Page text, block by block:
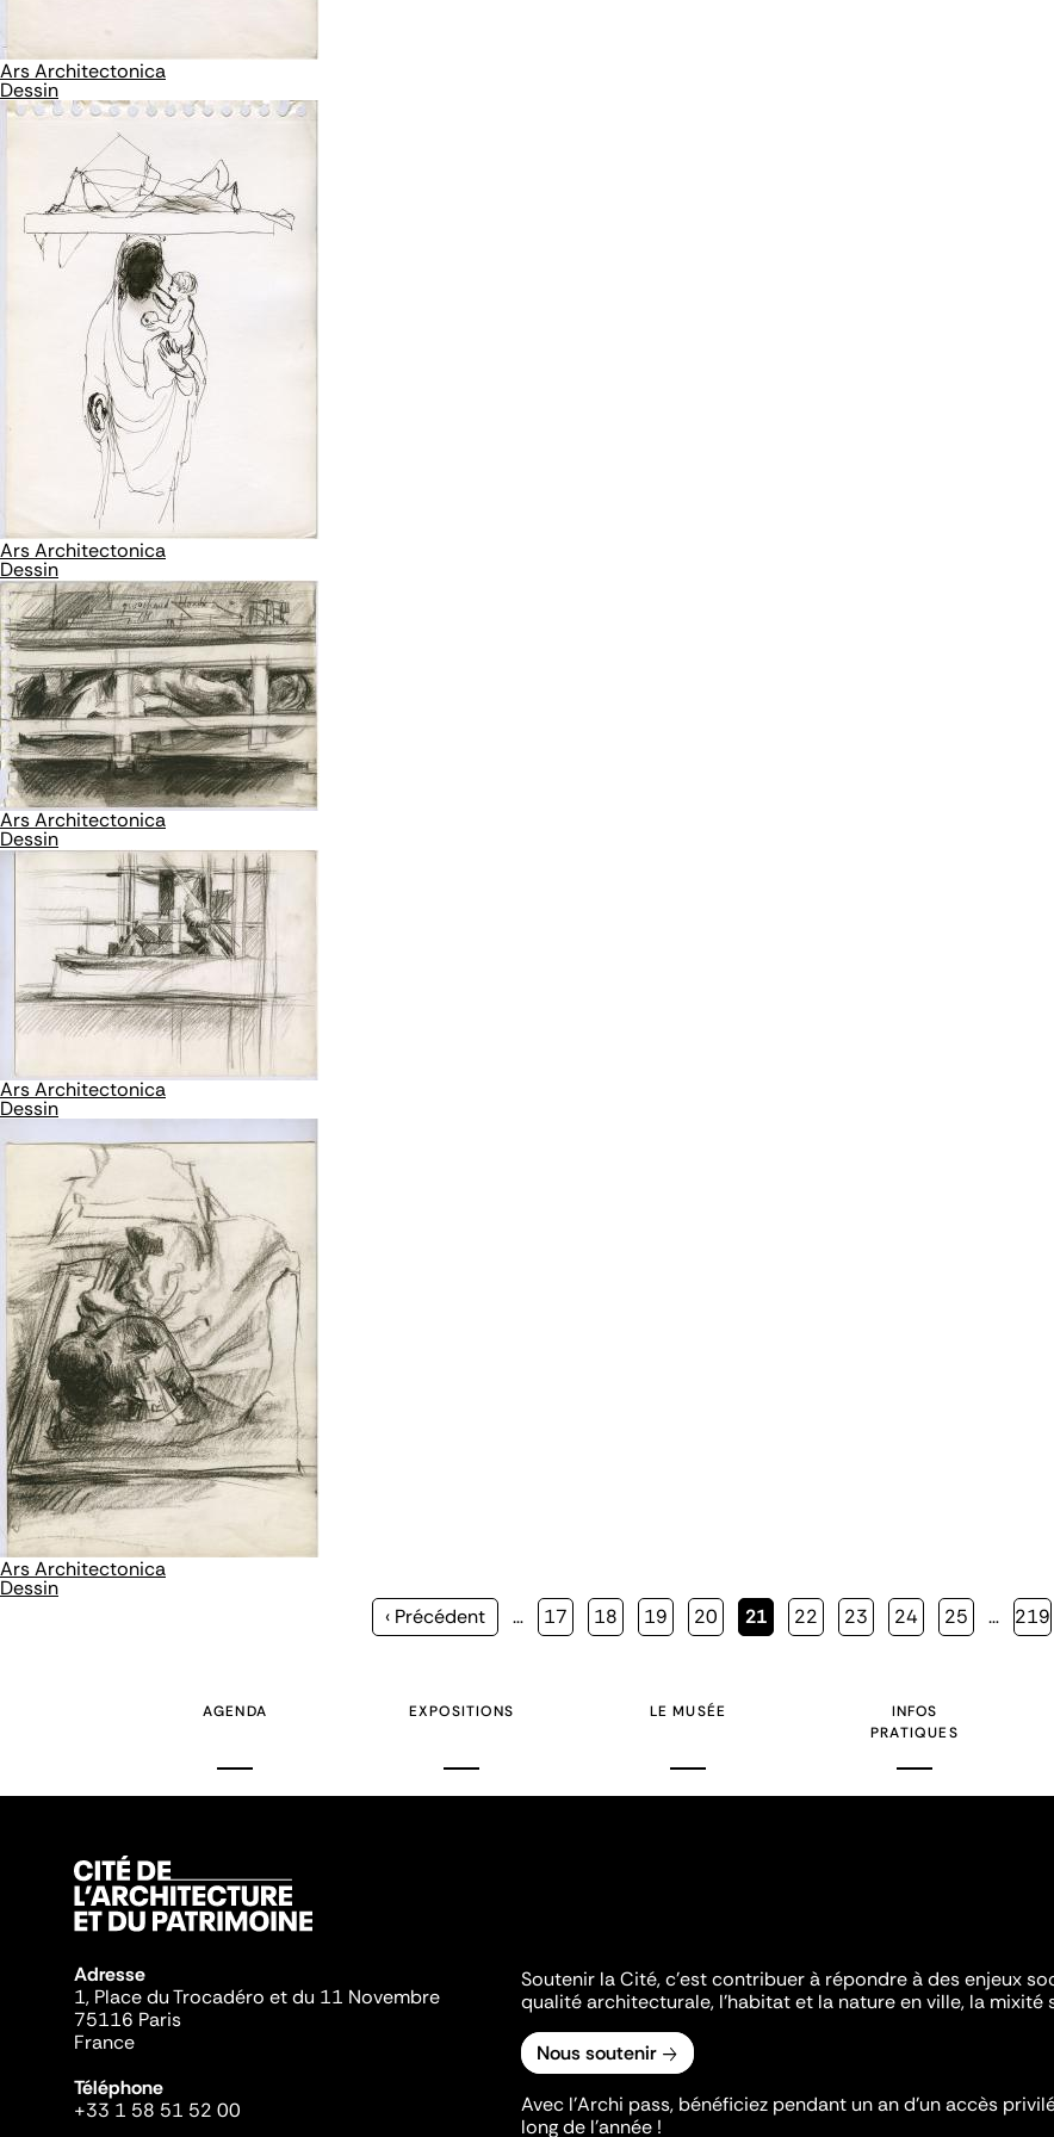
Ars Architectonica
Dessin
Ars Architectonica
Dessin
Ars Architectonica
Dessin
Ars Architectonica
Dessin
Ars Architectonica
Dessin
Page
‹ Précédent … Page
17 Page
18 Page
19 Page
20
Page
21 Page
22 Page
23 Page
24 Page
25 … Page
219
AGENDA EXPOSITIONS LE MUSÉE
INFOS
PRATIQUES
Adresse
1, Place du Trocadéro et du 11 Novembre
75116 Paris
France
Téléphone
+33 1 58 51 52 00
Soutenir la Cité, c'est contribuer à répondre à des enjeux
qualité architecturale, l'habitat et la nature en ville, la mixité
Nous soutenir
Avec l’Archi pass, bénéficiez pendant un an d’un accès
long de l’année !